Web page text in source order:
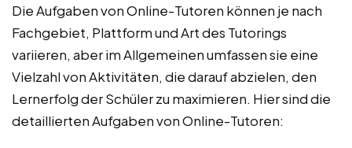
Die Aufgaben von Online-Tutoren können je nach
Fachgebiet, Plattform und Art des Tutorings
variieren, aber im Allgemeinen umfassen sie eine
Vielzahl von Aktivitäten, die darauf abzielen, den
Lernerfolg der Schüler zu maximieren. Hier sind die
detaillierten Aufgaben von Online-Tutoren: